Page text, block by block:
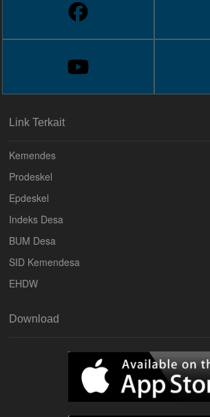
Link Terkait
Kemendes
Prodeskel
Epdeskel
Indeks Desa
BUM Desa
SID Kemendesa
EHDW
Download